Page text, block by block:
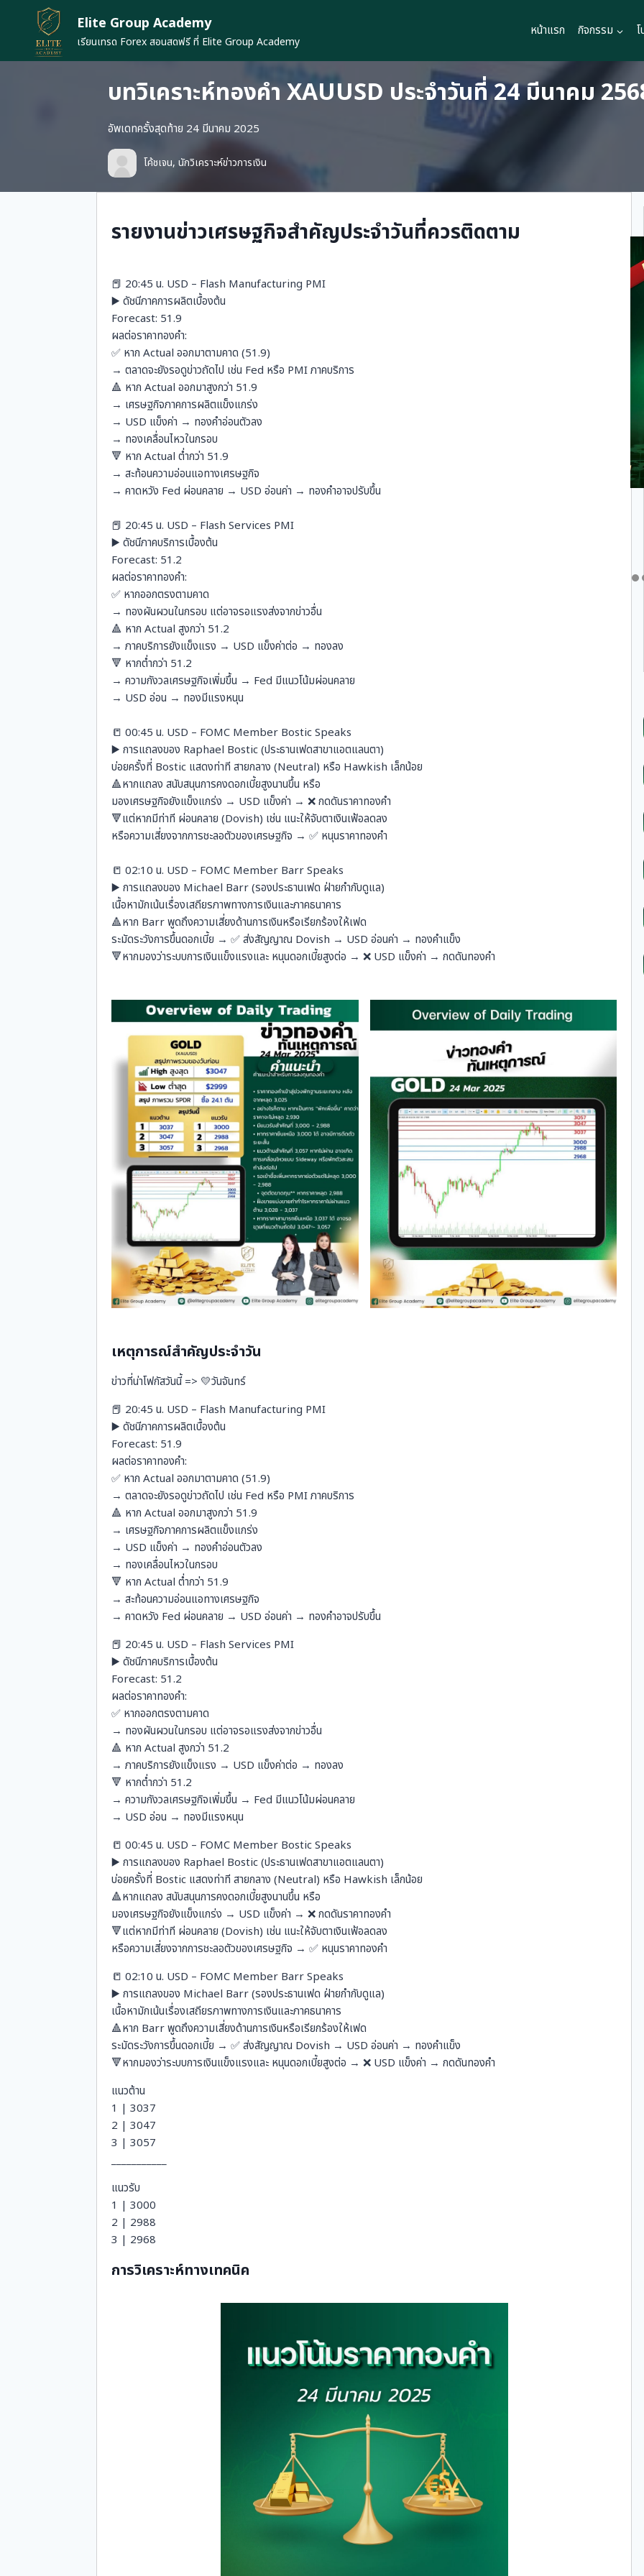
content
Elite Group Academy
เรียนเทรด Forex สอนสดฟรี ที่ Elite Group Academy
หน้าแรก กิจกรรม
บทวิเคราะห์ทองคำ XAUUSD ประจำวันที่ 24 มีนาคม
อัพเดทครั้งสุดท้าย 24 มีนาคม 2025
โค้ชเจน, นักวิเคราะห์ข่าวการเงิน
รายงานข่าวเศรษฐกิจสำคัญประจำวันที่ควรติดตาม
📕 20:45 น. USD – Flash Manufacturing PMI
▶️ ดัชนีภาคการผลิตเบื้องต้น
Forecast: 51.9
ผลต่อราคาทองคำ:
✅ หาก Actual ออกมาตามคาด (51.9)
→ ตลาดจะยังรอดูข่าวถัดไป เช่น Fed หรือ PMI ภาคบริการ
🔺 หาก Actual ออกมาสูงกว่า 51.9
→ เศรษฐกิจภาคการผลิตแข็งแกร่ง
→ USD แข็งค่า → ทองคำอ่อนตัวลง
→ ทองเคลื่อนไหวในกรอบ
🔻 หาก Actual ต่ำกว่า 51.9
→ สะท้อนความอ่อนแอทางเศรษฐกิจ
→ คาดหวัง Fed ผ่อนคลาย → USD อ่อนค่า → ทองคำอาจปรับขึ้น
📕 20:45 น. USD – Flash Services PMI
▶️ ดัชนีภาคบริการเบื้องต้น
Forecast: 51.2
ผลต่อราคาทองคำ:
✅ หากออกตรงตามคาด
→ ทองผันผวนในกรอบ แต่อาจรอแรงส่งจากข่าวอื่น
🔺 หาก Actual สูงกว่า 51.2
→ ภาคบริการยังแข็งแรง → USD แข็งค่าต่อ → ทองลง
🔻 หากต่ำกว่า 51.2
→ ความกังวลเศรษฐกิจเพิ่มขึ้น → Fed มีแนวโน้มผ่อนคลาย
→ USD อ่อน → ทองมีแรงหนุน
📒 00:45 น. USD – FOMC Member Bostic Speaks
▶️ การแถลงของ Raphael Bostic (ประธานเฟดสาขาแอตแลนตา)
บ่อยครั้งที่ Bostic แสดงท่าที สายกลาง (Neutral) หรือ Hawkish เล็กน้อย
🔺หากแถลง สนับสนุนการคงดอกเบี้ยสูงนานขึ้น หรือ
มองเศรษฐกิจยังแข็งแกร่ง → USD แข็งค่า → ❌ กดดันราคาทองคำ
🔻แต่หากมีท่าที ผ่อนคลาย (Dovish) เช่น แนะให้จับตาเงินเฟ้อลดลง
หรือความเสี่ยงจากการชะลอตัวของเศรษฐกิจ → ✅ หนุนราคาทองคำ
📒 02:10 น. USD – FOMC Member Barr Speaks
▶️ การแถลงของ Michael Barr (รองประธานเฟด ฝ่ายกำกับดูแล)
เนื้อหามักเน้นเรื่องเสถียรภาพทางการเงินและภาคธนาคาร
🔺หาก Barr พูดถึงความเสี่ยงด้านการเงินหรือเรียกร้องให้เฟด
ระมัดระวังการขึ้นดอกเบี้ย → ✅ ส่งสัญญาณ Dovish → USD อ่อนค่า → ทองคำแข็ง
🔻หากมองว่าระบบการเงินแข็งแรงและ หนุนดอกเบี้ยสูงต่อ → ❌ USD แข็งค่า → กดดันทองคำ
เหตุการณ์สำคัญประจำวัน
ข่าวที่น่าโฟกัสวันนี้ => 💛วันจันทร์
📕 20:45 น. USD – Flash Manufacturing PMI
▶️ ดัชนีภาคการผลิตเบื้องต้น
Forecast: 51.9
ผลต่อราคาทองคำ:
✅ หาก Actual ออกมาตามคาด (51.9)
→ ตลาดจะยังรอดูข่าวถัดไป เช่น Fed หรือ PMI ภาคบริการ
🔺 หาก Actual ออกมาสูงกว่า 51.9
→ เศรษฐกิจภาคการผลิตแข็งแกร่ง
→ USD แข็งค่า → ทองคำอ่อนตัวลง
→ ทองเคลื่อนไหวในกรอบ
🔻 หาก Actual ต่ำกว่า 51.9
→ สะท้อนความอ่อนแอทางเศรษฐกิจ
→ คาดหวัง Fed ผ่อนคลาย → USD อ่อนค่า → ทองคำอาจปรับขึ้น
📕 20:45 น. USD – Flash Services PMI
▶️ ดัชนีภาคบริการเบื้องต้น
Forecast: 51.2
ผลต่อราคาทองคำ:
✅ หากออกตรงตามคาด
→ ทองผันผวนในกรอบ แต่อาจรอแรงส่งจากข่าวอื่น
🔺 หาก Actual สูงกว่า 51.2
→ ภาคบริการยังแข็งแรง → USD แข็งค่าต่อ → ทองลง
🔻 หากต่ำกว่า 51.2
→ ความกังวลเศรษฐกิจเพิ่มขึ้น → Fed มีแนวโน้มผ่อนคลาย
→ USD อ่อน → ทองมีแรงหนุน
📒 00:45 น. USD – FOMC Member Bostic Speaks
▶️ การแถลงของ Raphael Bostic (ประธานเฟดสาขาแอตแลนตา)
บ่อยครั้งที่ Bostic แสดงท่าที สายกลาง (Neutral) หรือ Hawkish เล็กน้อย
🔺หากแถลง สนับสนุนการคงดอกเบี้ยสูงนานขึ้น หรือ
มองเศรษฐกิจยังแข็งแกร่ง → USD แข็งค่า → ❌ กดดันราคาทองคำ
🔻แต่หากมีท่าที ผ่อนคลาย (Dovish) เช่น แนะให้จับตาเงินเฟ้อลดลง
หรือความเสี่ยงจากการชะลอตัวของเศรษฐกิจ → ✅ หนุนราคาทองคำ
📒 02:10 น. USD – FOMC Member Barr Speaks
▶️ การแถลงของ Michael Barr (รองประธานเฟด ฝ่ายกำกับดูแล)
เนื้อหามักเน้นเรื่องเสถียรภาพทางการเงินและภาคธนาคาร
🔺หาก Barr พูดถึงความเสี่ยงด้านการเงินหรือเรียกร้องให้เฟด
ระมัดระวังการขึ้นดอกเบี้ย → ✅ ส่งสัญญาณ Dovish → USD อ่อนค่า → ทองคำแข็ง
🔻หากมองว่าระบบการเงินแข็งแรงและ หนุนดอกเบี้ยสูงต่อ → ❌ USD แข็งค่า → กดดันทองคำ
แนวต้าน
1 | 3037
2 | 3047
3 | 3057
___________
แนวรับ
1 | 3000
2 | 2988
3 | 2968
การวิเคราะห์ทางเทคนิค